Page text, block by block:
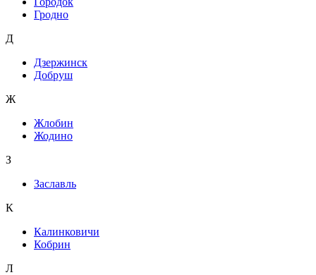
Гродно
Д
Дзержинск
Добруш
Ж
Жлобин
Жодино
З
Заславль
К
Калинковичи
Кобрин
Л